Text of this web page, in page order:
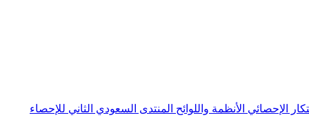
الإحصائي الأنظمة واللوائح المنتدى السعودي الثاني للإحصاء